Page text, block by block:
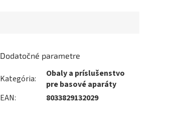
Dodatočné parametre
Kategória:
Obaly a príslušenstvo
pre basové aparáty
EAN: 8033829132029